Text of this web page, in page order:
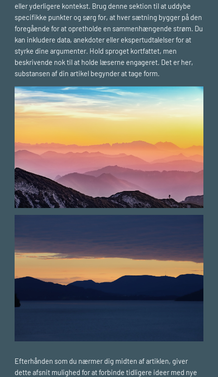
eller yderligere kontekst. Brug denne sektion til at uddybe
specifikke punkter og sørg for, at hver sætning bygger på den
foregående for at opretholde en sammenhængende strøm. Du
kan inkludere data, anekdoter eller ekspertudtalelser for at
styrke dine argumenter. Hold sproget kortfattet, men
beskrivende nok til at holde læserne engageret. Det er her,
substansen af din artikel begynder at tage form.
Efterhånden som du nærmer dig midten af artiklen, giver
dette afsnit mulighed for at forbinde tidligere ideer med nye